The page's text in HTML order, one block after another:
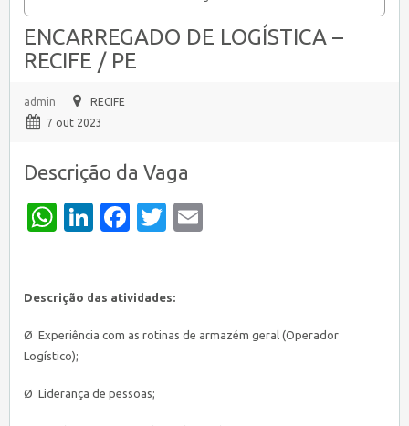
ENCARREGADO DE LOGÍSTICA –
RECIFE / PE
admin
RECIFE
7 out 2023
Descrição da Vaga
WhatsApp
LinkedIn
Facebook
Twitter
Descrição das atividades:
Ø Experiência com as rotinas de armazém geral (Operador
Logístico);
Ø Liderança de pessoas;